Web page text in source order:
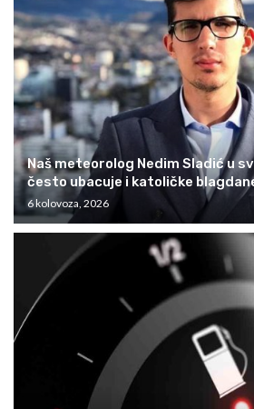
Naš meteorolog Nedim Sladić u
često ubacuje i katoličke
6 kolovoza, 2026